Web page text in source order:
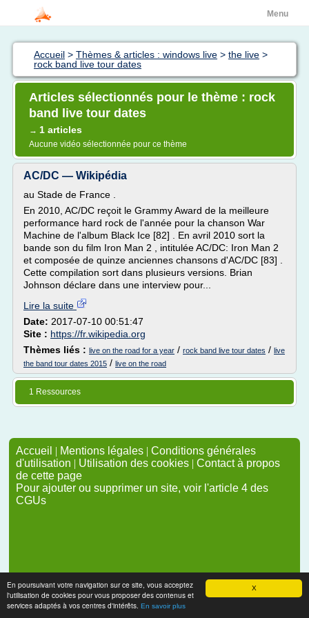
X
En poursuivant votre navigation sur ce site, vous acceptez
l'utilisation de cookies pour vous proposer des contenus et
services adaptés à vos centres d'intérêts. En savoir plus
Menu
Accueil > Thèmes & articles : windows live > the live >
rock band live tour dates
Articles sélectionnés pour le thème : rock
band live tour dates
→ 1 articles
Aucune vidéo sélectionnée pour ce thème
AC/DC — Wikipédia
au Stade de France .
En 2010, AC/DC reçoit le Grammy Award de la meilleure
performance hard rock de l'année pour la chanson War
Machine de l'album Black Ice [82] . En avril 2010 sort la
bande son du film Iron Man 2 , intitulée AC/DC: Iron Man 2
et composée de quinze anciennes chansons d'AC/DC [83] .
Cette compilation sort dans plusieurs versions. Brian
Johnson déclare dans une interview pour...
Lire la suite
Date: 2017-07-10 00:51:47
Site : https://fr.wikipedia.org
Thèmes liés : live on the road for a year / rock band live tour dates / live
the band tour dates 2015 / live on the road
1 Ressources
Accueil | Mentions légales | Conditions générales
d'utilisation | Utilisation des cookies | Contact à propos
de cette page
Pour ajouter ou supprimer un site, voir l'article 4 des
CGUs